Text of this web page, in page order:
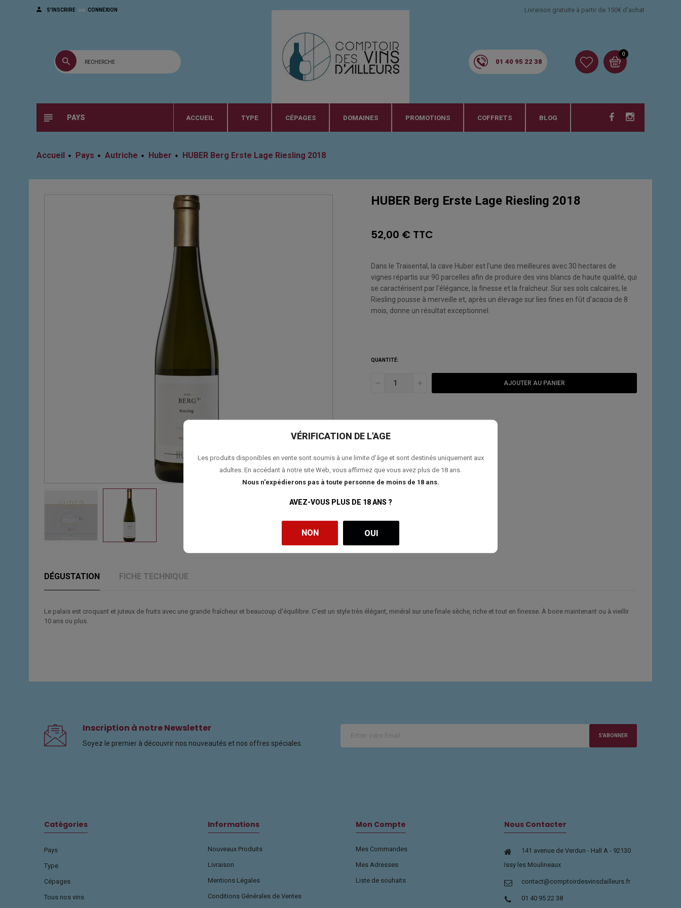
VÉRIFICATION DE L'AGE
Les produits disponibles en vente sont soumis à une limite d'âge et sont destinés uniquement aux
adultes. En accédant à notre site Web, vous affirmez que vous avez plus de 18 ans.
Nous n'expédierons pas à toute personne de moins de 18 ans.
AVEZ-VOUS PLUS DE 18 ANS ?
NON OUI
S'INSCRIRE ou CONNEXION Livraison gratuite à partir de 150€ d'achat
01 40 95 22 38
0
PAYS ACCUEIL TYPE CÉPAGES DOMAINES PROMOTIONS COFFRETS BLOG
Accueil Pays Autriche Huber HUBER Berg Erste Lage Riesling 2018
HUBER Berg Erste Lage Riesling 2018
52,00 € TTC
Dans le Traisental, la cave Huber est l'une des meilleures avec 30 hectares de
vignes répartis sur 90 parcelles afin de produire des vins blancs de haute qualité, qui
se caractérisent par l'élégance, la finesse et la fraîcheur. Sur ses sols calcaires, le
Riesling pousse à merveille et, après un élevage sur lies fines en fût d'acacia de 8
mois, donne un résultat exceptionnel.
QUANTITÉ:
AJOUTER AU PANIER
AJOUTER À MA LISTE DE SOUHAITS
DÉGUSTATION FICHE TECHNIQUE
Le palais est croquant et juteux de fruits avec une grande fraîcheur et beaucoup d'équilibre. C'est un style très élégant, minéral sur une finale sèche, riche et tout en finesse. À boire maintenant ou à vieillir
10 ans ou plus.
Inscription à notre Newsletter
Soyez le premier à découvrir nos nouveautés et nos offres spéciales.
S'ABONNER
Catégories
Pays
Type
Cépages
Tous nos vins
Informations
Nouveaux Produits
Livraison
Mentions Légales
Conditions Générales de Ventes
Mon Compte
Mes Commandes
Mes Adresses
Liste de souhaits
Nous Contacter
141 avenue de Verdun - Hall A - 92130
Issy les Moulineaux
contact@comptoirdesvinsdailleurs.fr
01 40 95 22 38